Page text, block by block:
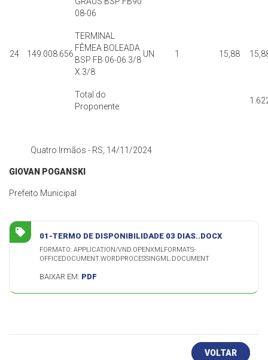
08-06
24 149.008.656
TERMINAL
FÊMEA BOLEADA
BSP FB 06-06 3/8
X 3/8
UN 1 15,88
Total do
Proponente
Quatro Irmãos - RS, 14/11/2024
GIOVAN POGANSKI
Prefeito Municipal
01-TERMO DE DISPONIBILIDADE 03 DIAS..DOCX
FORMATO: APPLICATION/VND.OPENXMLFORMATS-
OFFICEDOCUMENT.WORDPROCESSINGML.DOCUMENT
BAIXAR EM: PDF
VOLTAR